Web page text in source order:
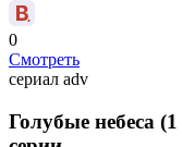
0
Смотреть
сериал adv
Голубые небеса